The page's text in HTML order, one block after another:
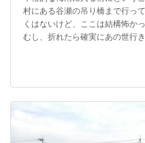
村にある谷瀬の吊り橋まで行っ
くはないけど、ここは結構怖か
むし、折れたら確実にあの世行